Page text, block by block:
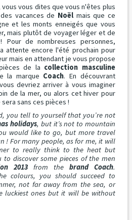
vous dites que vous n'êtes plus
vacances de Noël mais que ce
et les monts enneigés que vous
mais plutôt de voyager léger et de
de nombreuses personnes,
attente encore l'été prochain pour
mais en attendant je vous propose
de la collection masculine
la marque Coach. En découvrant
devriez arriver à vous imaginer
de la mer, ou alors cet hiver pour
sans ces pièces !
you tell to yourself that you’re not
holidays, but it’s not to mountain
would like to go, but more travel
! For many people, as for me, it will
to really think to the heat but
discover some pieces of the men
2013 from the brand Coach.
colours, you should succeed to
not far away from the sea, or
luckiest ones but it will be without